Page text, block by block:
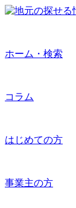
ホーム・検索
コラム
はじめての方
事業主の方